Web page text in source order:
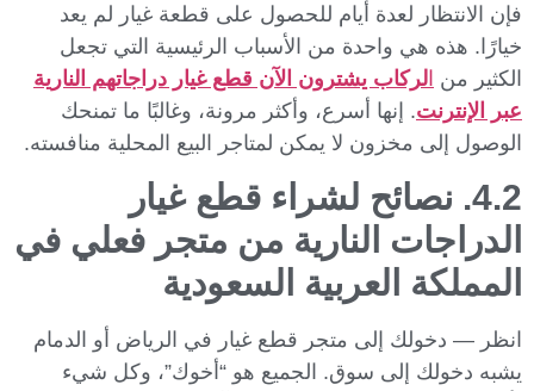
فإن الانتظار لعدة أيام للحصول على قطعة غيار لم يعد
خيارًا. هذه هي واحدة من الأسباب الرئيسية التي تجعل
الكثير من الركاب يشترون الآن قطع غيار دراجاتهم النارية
عبر الإنترنت. إنها أسرع، وأكثر مرونة، وغالبًا ما تمنحك
الوصول إلى مخزون لا يمكن لمتاجر البيع المحلية منافسته.
4.2. نصائح لشراء قطع غيار
الدراجات النارية من متجر فعلي في
المملكة العربية السعودية
انظر — دخولك إلى متجر قطع غيار في الرياض أو الدمام
يشبه دخولك إلى سوق. الجميع هو “أخوك”، وكل شيء